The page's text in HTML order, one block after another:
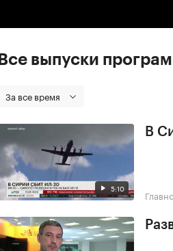
Все выпуски
За все время
5:10
В